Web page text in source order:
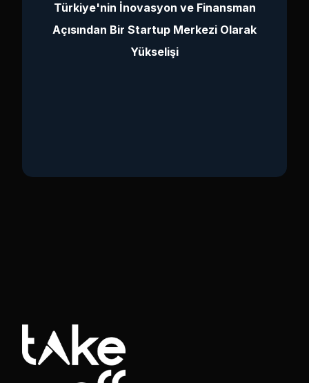
Türkiye'nin İnovasyon ve Finansman
Açısından Bir Startup Merkezi Olarak
Yükselişi